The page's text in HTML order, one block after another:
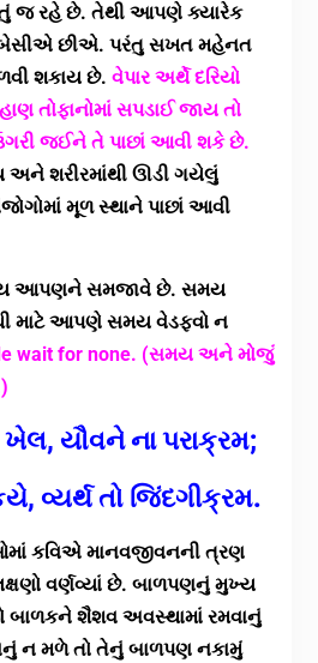
જ રહે છે. તેથી આપણે ક્યારેક
બેસીએ છીએ. પરંતુ સખત મહેનત
શકાય છે. વેપાર અર્થે દરિયો
તોફાનોમાં સપડાઈ જાય તો
જઈને તે પાછાં આવી શકે છે.
અને શરીરમાંથી ઊડી ગયેલું
મૂળ સ્થાને પાછાં આવી
આપણને સમજાવે છે. સમય
માટે આપણે સમય વેડફવો ન
wait for none. (સમય અને મોજું
યૌવને ના પરાક્રમ;
વ્યર્થ તો જિંદગીક્રમ.
કવિએ માનવજીવનની ત્રણ
વર્ણવ્યાં છે. બાળપણનું મુખ્ય
શૈશવ અવસ્થામાં રમવાનું
ન મળે તો તેનું બાળપણ નકામું